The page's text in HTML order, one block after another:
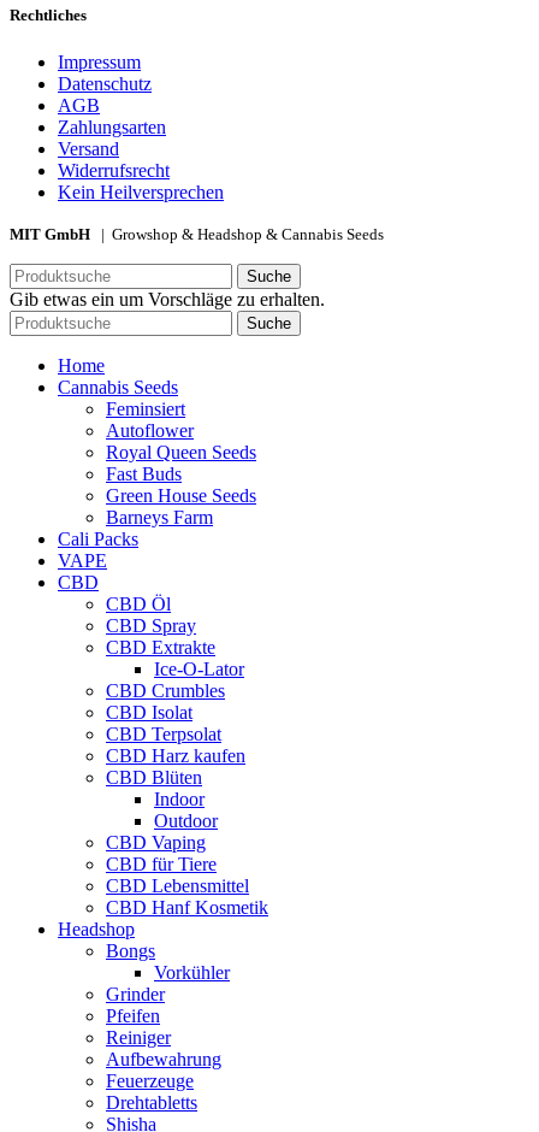
Rechtliches
Impressum
Datenschutz
AGB
Zahlungsarten
Versand
Widerrufsrecht
Kein Heilversprechen
MIT GmbH | Growshop & Headshop & Cannabis Seeds
Suche
Gib etwas ein um Vorschläge zu erhalten.
Suche
Home
Cannabis Seeds
Feminsiert
Autoflower
Royal Queen Seeds
Fast Buds
Green House Seeds
Barneys Farm
Cali Packs
VAPE
CBD
CBD Öl
CBD Spray
CBD Extrakte
Ice-O-Lator
CBD Crumbles
CBD Isolat
CBD Terpsolat
CBD Harz kaufen
CBD Blüten
Indoor
Outdoor
CBD Vaping
CBD für Tiere
CBD Lebensmittel
CBD Hanf Kosmetik
Headshop
Bongs
Vorkühler
Grinder
Pfeifen
Reiniger
Aufbewahrung
Feuerzeuge
Drehtabletts
Shisha